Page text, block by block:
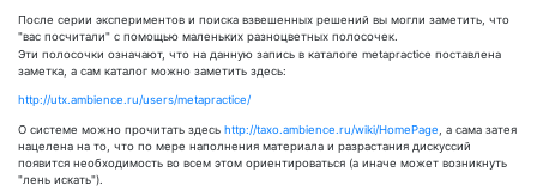
После серии экспериментов и поиска взвешенных решений вы могли заметить, что
"вас посчитали" с помощью маленьких разноцветных полосочек.
Эти полосочки означают, что на данную запись в каталоге metapractice поставлена
заметка, а сам каталог можно заметить здесь:
http://utx.ambience.ru/users/metapractice/
О системе можно прочитать здесь http://taxo.ambience.ru/wiki/HomePage , а сама затея
нацелена на то, что по мере наполнения материала и разрастания дискуссий
появится необходимость во всем этом ориентироваться (а иначе может возникнуть
"лень искать").